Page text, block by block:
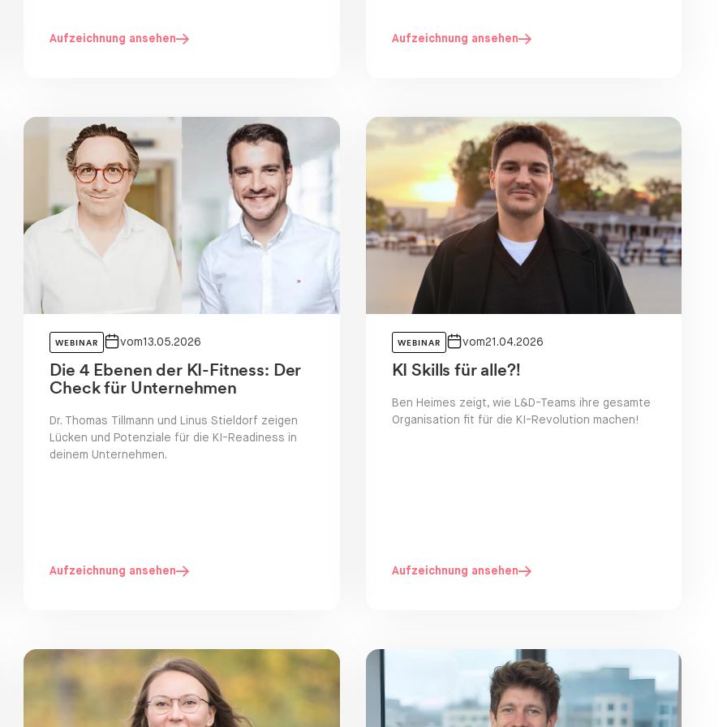
Aufzeichnung ansehen Aufzeichnung ansehen
WEBINAR
vom13.05.2026
Die 4 Ebenen der KI-Fitness: Der
Check für Unternehmen
Dr. Thomas Tillmann und Linus Stieldorf zeigen
Lücken und Potenziale für die KI-Readiness in
deinem Unternehmen.
Aufzeichnung ansehen
WEBINAR
vom21.04.2026
KI Skills für alle?!
Ben Heimes zeigt, wie L&D-Teams ihre gesamte
Organisation fit für die KI-Revolution machen!
Aufzeichnung ansehen